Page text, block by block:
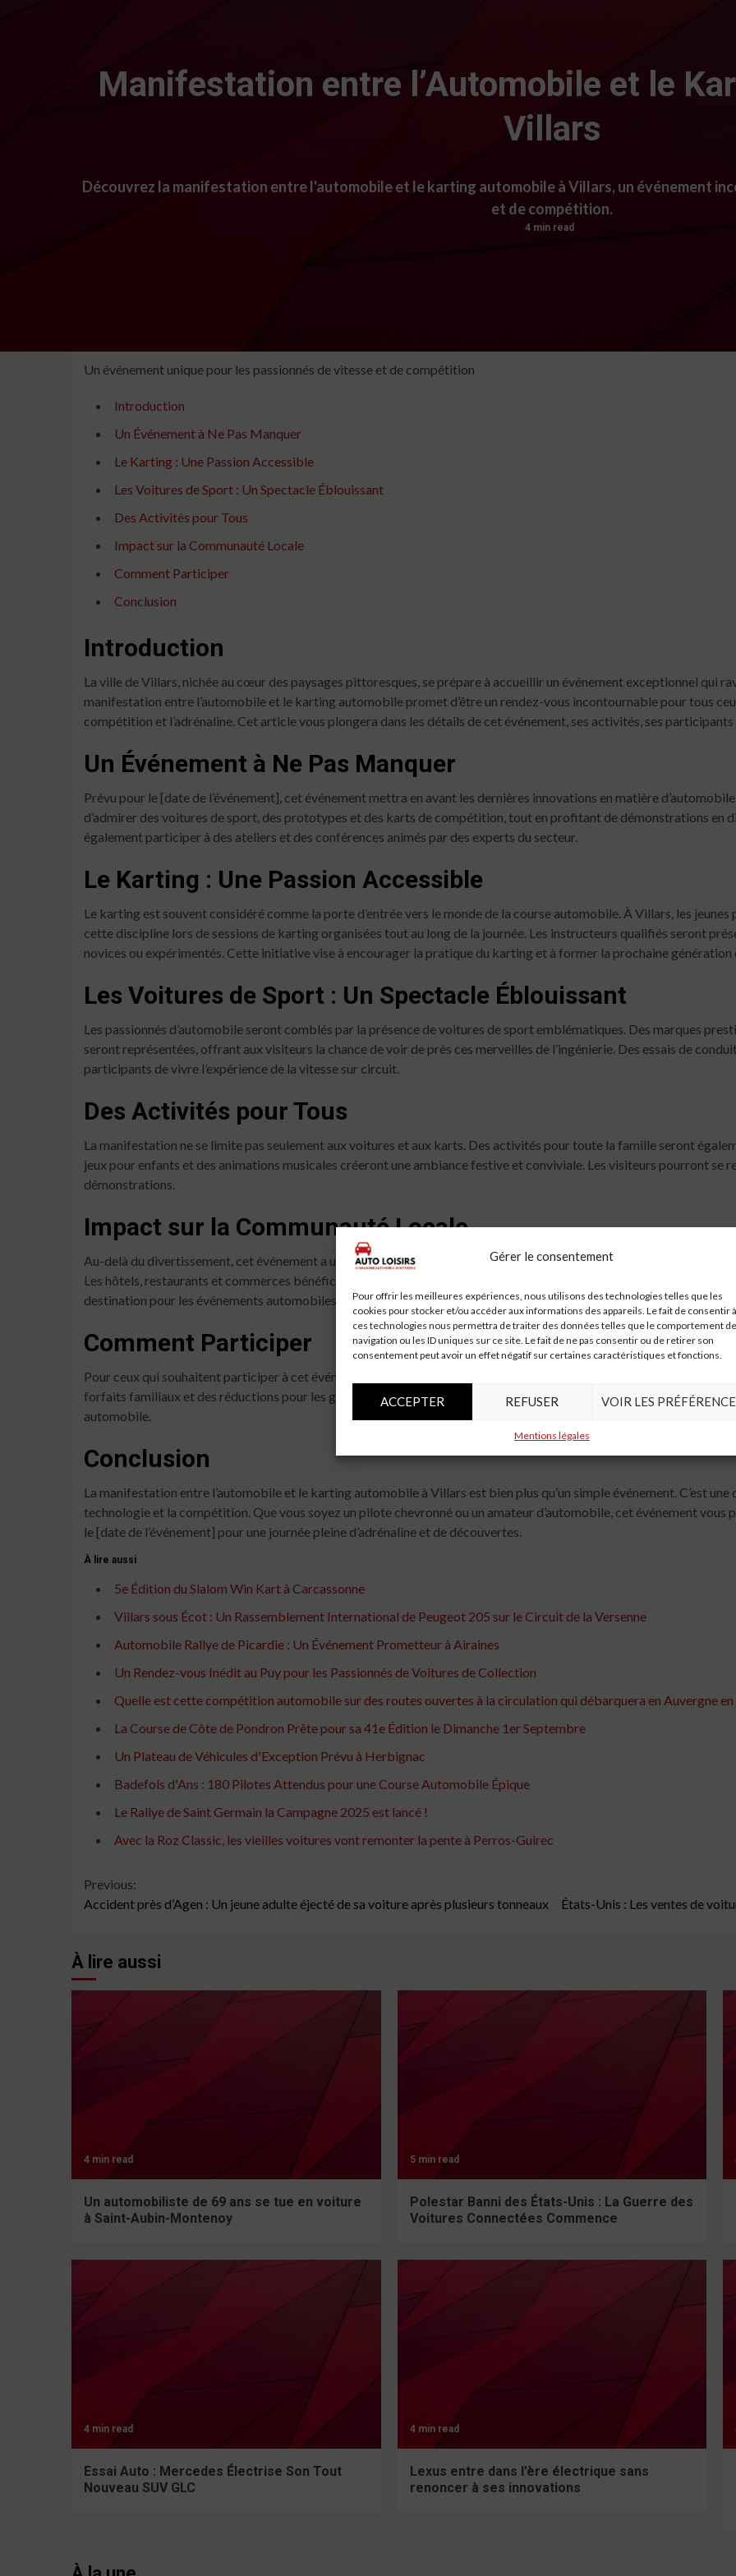
Gérer le consentement
Pour offrir les meilleures expériences, nous utilisons des technologies telles que les
cookies pour stocker et/ou accéder aux informations des appareils. Le fait de consentir à
ces technologies nous permettra de traiter des données telles que le comportement de
navigation ou les ID uniques sur ce site. Le fait de ne pas consentir ou de retirer son
consentement peut avoir un effet négatif sur certaines caractéristiques et fonctions.
ACCEPTER REFUSER VOIR LES
Mentions légales
Manifestation entre l’Automobile et le
Villars
Découvrez la manifestation entre l'automobile et le karting automobile à Villars, un événement
et de compétition.
4 min read
Un événement unique pour les passionnés de vitesse et de compétition
Introduction
Un Événement à Ne Pas Manquer
Le Karting : Une Passion Accessible
Les Voitures de Sport : Un Spectacle Éblouissant
Des Activités pour Tous
Impact sur la Communauté Locale
Comment Participer
Conclusion
Introduction
La ville de Villars, nichée au cœur des paysages pittoresques, se prépare à accueillir un événement exceptionnel qui
manifestation entre l’automobile et le karting automobile promet d’être un rendez-vous incontournable pour tous
compétition et l’adrénaline. Cet article vous plongera dans les détails de cet événement, ses activités, ses
Un Événement à Ne Pas Manquer
Prévu pour le [date de l’événement], cet événement mettra en avant les dernières innovations en matière
d’admirer des voitures de sport, des prototypes et des karts de compétition, tout en profitant de démonstrations en
également participer à des ateliers et des conférences animés par des experts du secteur.
Le Karting : Une Passion Accessible
Le karting est souvent considéré comme la porte d’entrée vers le monde de la course automobile. À Villars, les jeunes
cette discipline lors de sessions de karting organisées tout au long de la journée. Les instructeurs qualifiés seront
novices ou expérimentés. Cette initiative vise à encourager la pratique du karting et à former la prochaine génération
Les Voitures de Sport : Un Spectacle Éblouissant
Les passionnés d’automobile seront comblés par la présence de voitures de sport emblématiques. Des marques
seront représentées, offrant aux visiteurs la chance de voir de près ces merveilles de l’ingénierie. Des essais de
participants de vivre l’expérience de la vitesse sur circuit.
Des Activités pour Tous
La manifestation ne se limite pas seulement aux voitures et aux karts. Des activités pour toute la famille seront
jeux pour enfants et des animations musicales créeront une ambiance festive et conviviale. Les visiteurs pourront se
démonstrations.
Impact sur la Communauté Locale
Au-delà du divertissement, cet événement a un impact significatif sur la communauté de Villars. Il attire des visiteurs
Les hôtels, restaurants et commerces bénéficieront de l’afflux de participants et de spectateurs. De plus, cet
destination pour les événements automobiles, renforçant ainsi son image sur la scène nationale.
Comment Participer
Pour ceux qui souhaitent participer à cet événement, il est conseillé de réserver à l’avance. Les billets peuvent être
forfaits familiaux et des réductions pour les groupes sont également disponibles. Ne manquez pas cette occasion de
automobile.
Conclusion
La manifestation entre l’automobile et le karting automobile à Villars est bien plus qu’un simple événement. C’est
technologie et la compétition. Que vous soyez un pilote chevronné ou un amateur d’automobile, cet événement
le [date de l’événement] pour une journée pleine d’adrénaline et de découvertes.
À lire aussi
5e Édition du Slalom Win Kart à Carcassonne
Villars sous Écot : Un Rassemblement International de Peugeot 205 sur le Circuit de la Versenne
Automobile Rallye de Picardie : Un Événement Prometteur à Airaines
Un Rendez-vous Inédit au Puy pour les Passionnés de Voitures de Collection
Quelle est cette compétition automobile sur des routes ouvertes à la circulation qui débarquera en Auvergne en
La Course de Côte de Pondron Prête pour sa 41e Édition le Dimanche 1er Septembre
Un Plateau de Véhicules d'Exception Prévu à Herbignac
Badefols d'Ans : 180 Pilotes Attendus pour une Course Automobile Épique
Le Rallye de Saint Germain la Campagne 2025 est lancé !
Avec la Roz Classic, les vieilles voitures vont remonter la pente à Perros-Guirec
Continue
Reading
Previous:
Accident près d’Agen : Un jeune adulte éjecté de sa voiture après plusieurs tonneaux
États-Unis : Les ventes de
À lire aussi
4 min read
Un automobiliste de 69 ans se tue en voiture
à Saint-Aubin-Montenoy
5 min read
Polestar Banni des États-Unis : La Guerre des
Voitures Connectées Commence
4 min read
Essai Auto : Mercedes Électrise Son Tout
Nouveau SUV GLC
4 min read
Lexus entre dans l’ère électrique sans
renoncer à ses innovations